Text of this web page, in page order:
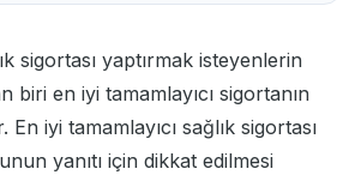
sigortası yaptırmak isteyenlerin
biri en iyi tamamlayıcı sigortanın
iyi tamamlayıcı sağlık sigortası
yanıtı için dikkat edilmesi